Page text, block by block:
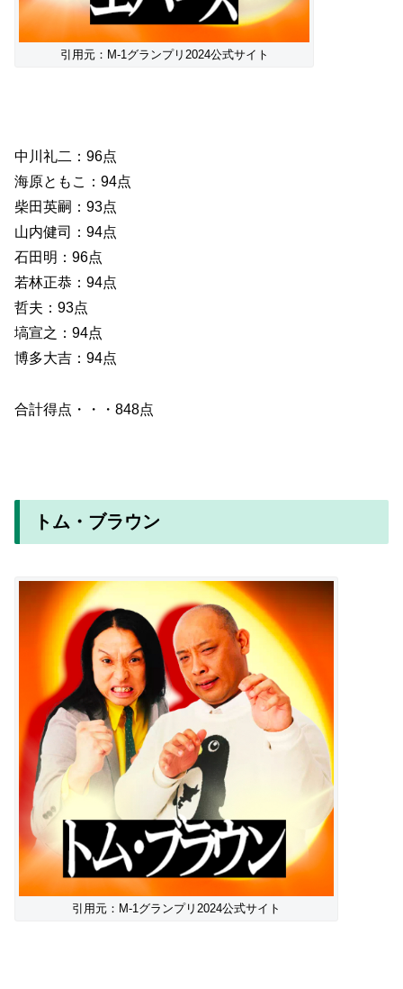
引用元：M-1グランプリ2024公式サイト
中川礼二：96点
海原ともこ：94点
柴田英嗣：93点
山内健司：94点
石田明：96点
若林正恭：94点
哲夫：93点
塙宣之：94点
博多大吉：94点
合計得点・・・848点
トム・ブラウン
引用元：M-1グランプリ2024公式サイト